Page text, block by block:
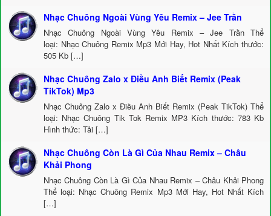
Nhạc Chuông Ngoài Vùng Yêu Remix – Jee Trần
Nhạc Chuông Ngoài Vùng Yêu Remix – Jee Trần Thể
loại: Nhạc Chuông Remix Mp3 Mới Hay, Hot Nhất Kích thước:
505 Kb […]
Nhạc Chuông Zalo x Điều Anh Biết Remix (Peak
TikTok) Mp3
Nhạc Chuông Zalo x Điều Anh Biết Remix (Peak TikTok) Thể
loại: Nhạc Chuông Tik Tok Remix MP3 Kích thước: 783 Kb
Hình thức: Tải […]
Nhạc Chuông Còn Là Gì Của Nhau Remix – Châu
Khải Phong
Nhạc Chuông Còn Là Gì Của Nhau Remix – Châu Khải Phong
Thể loại: Nhạc Chuông Remix Mp3 Mới Hay, Hot Nhất Kích
[…]